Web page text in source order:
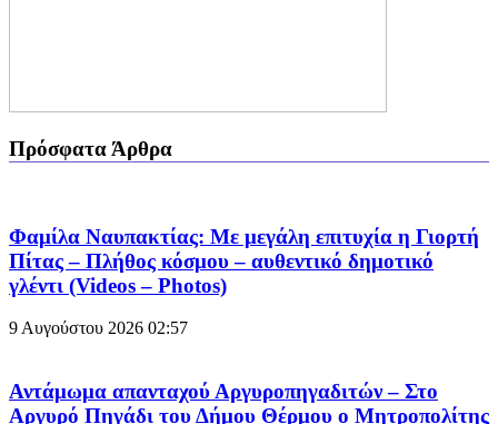
Πρόσφατα Άρθρα
Φαμίλα Ναυπακτίας: Με μεγάλη επιτυχία η Γιορτή
Πίτας – Πλήθος κόσμου – αυθεντικό δημοτικό
γλέντι (Videos – Photos)
9 Αυγούστου 2026 02:57
Αντάμωμα απανταχού Αργυροπηγαδιτών – Στο
Αργυρό Πηγάδι του Δήμου Θέρμου ο Μητροπολίτης